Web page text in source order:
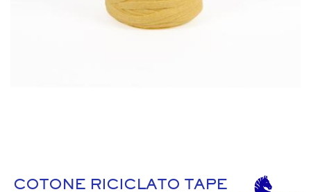
COTONE RICICLATO TAPE